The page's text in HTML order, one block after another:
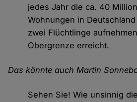
jedes Jahr die ca. 40
Wohnungen in
zwei Flüchtlinge
Obergrenze erreicht.
Das könnte auch Martin
Sehen Sie! Wie unsinnig